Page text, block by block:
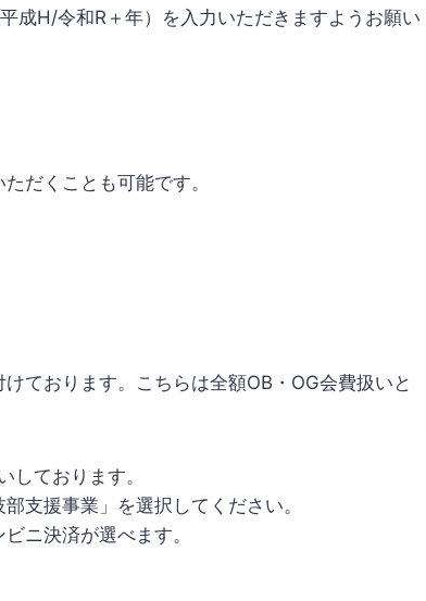
成H/令和R＋年）を入力いただきますようお願い
だくことも可能です。
ております。こちらは全額OB・OG会費扱いと
ております。
支援事業」を選択してください。
ニ決済が選べます。